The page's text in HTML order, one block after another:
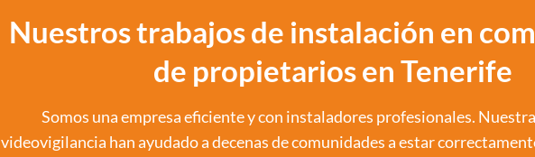
Nuestros trabajos de instalación en
de propietarios en Tenerife
Somos una empresa eficiente y con instaladores profesionales.
videovigilancia han ayudado a decenas de comunidades a estar